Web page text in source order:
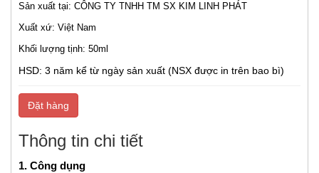
Sản xuất tại: CÔNG TY TNHH TM SX KIM LINH PHÁT
Xuất xứ: Việt Nam
Khối lượng tịnh: 50ml
HSD: 3 năm kể từ ngày sản xuất (NSX được in trên bao bì)
Đặt hàng
Thông tin chi tiết
1. Công dụng